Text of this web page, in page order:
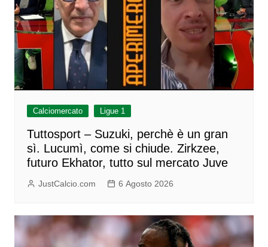
Calciomercato Ligue 1
Tuttosport – Suzuki, perchè è un gran
sì. Lucumì, come si chiude. Zirkzee,
futuro Ekhator, tutto sul mercato Juve
JustCalcio.com 6 Agosto 2026